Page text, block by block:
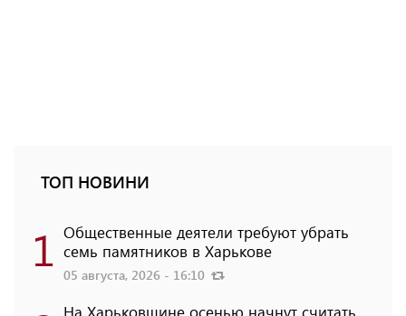
ТОП НОВИНИ
1 Общественные деятели требуют убрать
семь памятников в Харькове
05 августа, 2026 - 16:10
На Харьковщине осенью начнут считать